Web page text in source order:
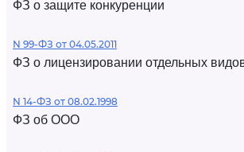
ФЗ о защите конкуренции
N 99-ФЗ от 04.05.2011
ФЗ о лицензировании отдельных
N 14-ФЗ от 08.02.1998
ФЗ об ООО